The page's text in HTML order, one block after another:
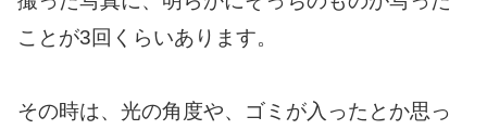
ことが3回くらいあります。
その時は、光の角度や、ゴミが入ったとか思っ